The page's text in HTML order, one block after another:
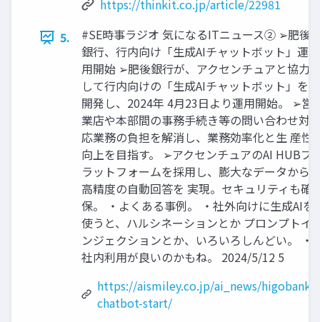
https://thinkit.co.jp/article/22981
5.
#SE時事ラジオ 気になるITニュース② ➢肥後
銀行、行内向け「生成AIチャットボット」運
用開始 ➢肥後銀行が、アクセンチュアと協力
して行内向けの「生成AIチャットボット」を
開発し、2024年 4月23日より運用開始。 ➢営
業店や本部間の事務手続き等の問い合わせ対
応業務の負担を解消し、業務効率化と生 産性
向上を目指す。 ➢アクセンチュアのAI HUBプ
ラットフォームを採用し、膨大なデータから
高精度の自動回答を 実現。セキュリティも確
保。 ・よくある事例。 ・社外向けに生成AIを
使うと、ハルシネーションとか プロンプトイ
ンジェクションとか、いろいろしんどい。 ・
社内利用が良いのかもね。 2024/5/12 5
https://aismiley.co.jp/ai_news/higobank-
chatbot-start/